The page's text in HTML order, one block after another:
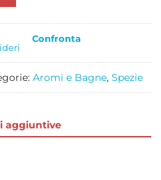
Confronta
Aromi e Bagne, Spezie
aggiuntive